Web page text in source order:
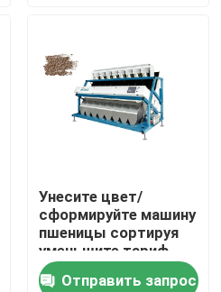
Унесите цвет/
сформируйте машину
пшеницы сортируя
уменьшите тариф
обрыва
Отправить запрос